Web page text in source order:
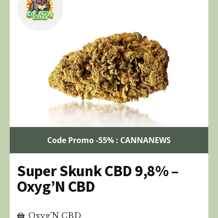
Code Promo -55% : CANNANEWS
Super Skunk CBD 9,8% –
Oxyg’N CBD
Oxyg'N CBD